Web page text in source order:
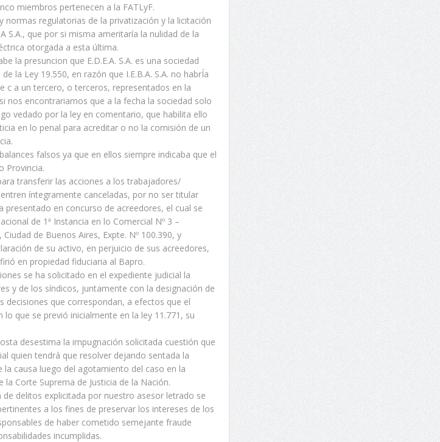
miembros pertenecen a la FATLyF.
normas regulatorias de la privatización y la licitación
S.A., que por si misma ameritaría la nulidad de la
otorgada a esta última.
la presuncion que E.D.E.A. S.A. es una sociedad
la Ley 19.550, en razón que I.E.B.A. S.A. no habrÍa
c a un tercero, o terceros, representados en la
nos encontrariamos que a la fecha la sociedad solo
vedado por la ley en comentario, que habilita ello
en lo penal para acreditar o no la comisión de un
falsos ya que en ellos siempre indicaba que el
Provincia.
transferir las acciones a los trabajadores/
íntegramente canceladas, por no ser titular
presentado en concurso de acreedores, el cual se
de 1ª Instancia en lo Comercial Nº 3 –
de Buenos Aires, Expte. Nº 100.390, y
de su activo, en perjuicio de sus acreedores,
en propiedad fiduciaria al Bapro.
se ha solicitado en el expediente judicial la
y de los síndicos, juntamente con la designación de
decisiones que correspondan, a efectos que el
lo que se previó inicialmente en la ley 11.771, su
desestima la impugnación solicitada cuestión que
quien tendrá que resolver dejando sentada la
la causa luego del agotamiento del caso en la
Corte Suprema de Justicia de la Nación.
delitos explicitada por nuestro asesor letrado se
a los fines de preservar los intereses de los
de haber cometido semejante fraude
incumplidas.